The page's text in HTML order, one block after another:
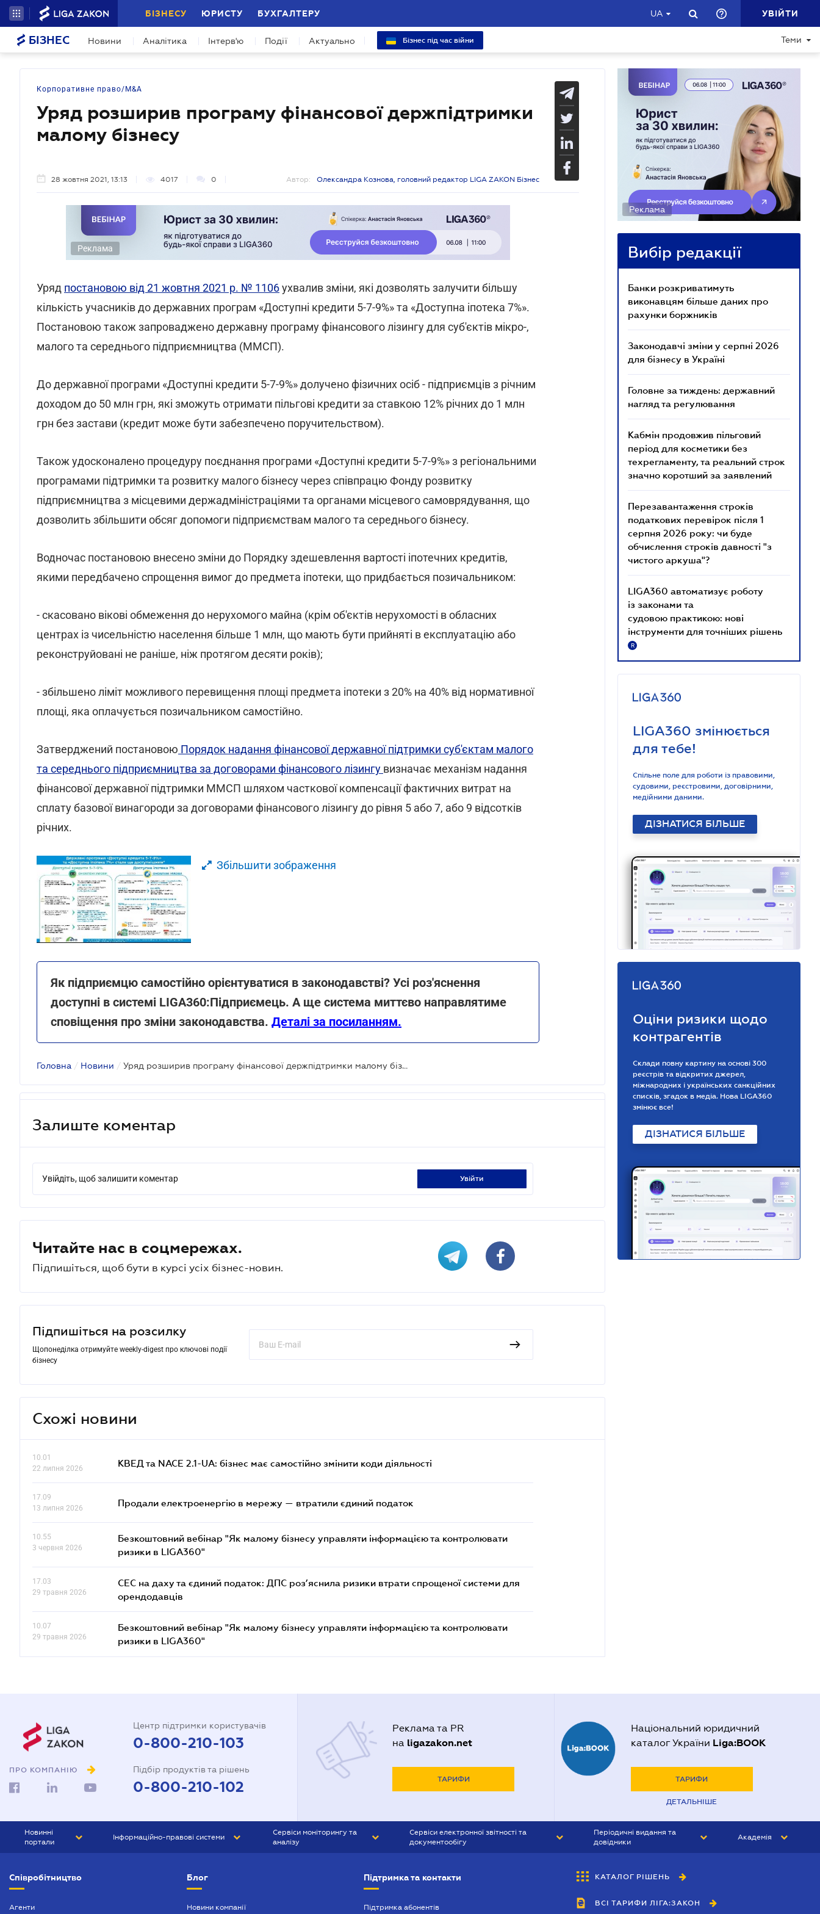
БІЗНЕСУ ЮРИСТУ БУХГАЛТЕРУ UA УВІЙТИ
БІЗНЕС Новини Аналітика Інтерв'ю Події Актуально Бізнес під час війни Теми
Корпоративне право/M&A
Уряд розширив програму фінансової держпідтримки
малому бізнесу
28 жовтня 2021, 13:13 4017 0 Автор: Олександра Кознова, головний редактор LIGA ZAKON Бізнес
Реклама
Уряд постановою від 21 жовтня 2021 р. № 1106ухвалив зміни, які дозволять залучити більшу
кількість учасників до державних програм «Доступні кредити 5-7-9%» та «Доступна іпотека 7%».
Постановою також запроваджено державну програму фінансового лізингу для суб'єктів мікро-,
малого та середнього підприємництва (ММСП).
До державної програми «Доступні кредити 5-7-9%» долучено фізичних осіб - підприємців з річним
доходом до 50 млн грн, які зможуть отримати пільгові кредити за ставкою 12% річних до 1 млн
грн без застави (кредит може бути забезпечено поручительством).
Також удосконалено процедуру поєднання програми «Доступні кредити 5-7-9%» з регіональними
програмами підтримки та розвитку малого бізнесу через співпрацю Фонду розвитку
підприємництва з місцевими держадміністраціями та органами місцевого самоврядування, що
дозволить збільшити обсяг допомоги підприємствам малого та середнього бізнесу.
Водночас постановою внесено зміни до Порядку здешевлення вартості іпотечних кредитів,
якими передбачено спрощення вимог до предмета іпотеки, що придбається позичальником:
- скасовано вікові обмеження до нерухомого майна (крім об'єктів нерухомості в обласних
центрах із чисельністю населення більше 1 млн, що мають бути прийняті в експлуатацію або
реконструйовані не раніше, ніж протягом десяти років);
- збільшено ліміт можливого перевищення площі предмета іпотеки з 20% на 40% від нормативної
площі, яка оплачується позичальником самостійно.
Затверджений постановою Порядок надання фінансової державної підтримки суб'єктам малого
та середнього підприємництва за договорами фінансового лізингу визначає механізм надання
фінансової державної підтримки ММСП шляхом часткової компенсації фактичних витрат на
сплату базової винагороди за договорами фінансового лізингу до рівня 5 або 7, або 9 відсотків
річних.
Збільшити зображення
Як підприємцю самостійно орієнтуватися в законодавстві? Усі роз'яснення
доступні в системі LIGA360:Підприємець. А ще система миттєво направлятиме
сповіщення про зміни законодавства. Деталі за посиланням.
Головна / Новини / Уряд розширив програму фінансової держпідтримки малому бізнесу
Залиште коментар
Увійдіть, щоб залишити коментар увійти
Читайте нас в соцмережах.
Підпишіться, щоб бути в курсі усіх бізнес-новин.
Підпишіться на розсилку
Щопонеділка отримуйте weekly-digest про ключові події
бізнесу
Схожі новини
10.01
22 липня 2026
КВЕД та NACE 2.1-UA: бізнес має самостійно змінити коди діяльності
17.09
13 липня 2026
Продали електроенергію в мережу — втратили єдиний податок
10.55
3 червня 2026
Безкоштовний вебінар "Як малому бізнесу управляти інформацією та контролювати
ризики в LIGA360"
17.03
29 травня 2026
СЕС на даху та єдиний податок: ДПС роз’яснила ризики втрати спрощеної системи для
орендодавців
10.07
29 травня 2026
Безкоштовний вебінар "Як малому бізнесу управляти інформацією та контролювати
ризики в LIGA360"
Реклама
Вибір редакції
Банки розкриватимуть
виконавцям більше даних про
рахунки боржників
Законодавчі зміни у серпні 2026
для бізнесу в Україні
Головне за тиждень: державний
нагляд та регулювання
Кабмін продовжив пільговий
період для косметики без
техрегламенту, та реальний строк
значно коротший за заявлений
Перезавантаження строків
податкових перевірок після 1
серпня 2026 року: чи буде
обчислення строків давності "з
чистого аркуша"?
LIGA360 автоматизує роботу
із законами та
судовою практикою: нові
інструменти для точніших рішень
R
LIGA360 змінюється
для тебе!
Спільне поле для роботи із правовими,
судовими, реєстровими, договірними,
медійними даними.
ДІЗНАТИСЯ БІЛЬШЕ
Оціни ризики щодо
контрагентів
Склади повну картину на основі 300
реєстрів та відкритих джерел,
міжнародних і українських санкційних
списків, згадок в медіа. Нова LIGA360
змінює все!
ДІЗНАТИСЯ БІЛЬШЕ
ПРО КОМПАНІЮ
Центр підтримки користувачів
0-800-210-103
Підбір продуктів та рішень
0-800-210-102
Реклама та PR
на ligazakon.net
ТАРИФИ
Національний юридичний
каталог України Liga:BOOK
ТАРИФИ
ДЕТАЛЬНІШЕ
Новинні
портали
БІЗНЕС
Інформаційно-правові системи
Сервіси моніторингу та
аналізу
Сервіси електронної звітності та
документообігу
Періодичні видання та
довідники
БУХГАЛТЕР&ЗАКОН
ВІСНИК МСФЗ
Академія
Співробітництво
Агенти
Блог
Новини компанії
Підтримка та контакти
Підтримка абонентів
КАТАЛОГ РІШЕНЬ
ВСІ ТАРИФИ ЛІГА:ЗАКОН